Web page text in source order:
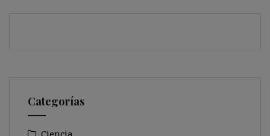
Categorías
Ciencia